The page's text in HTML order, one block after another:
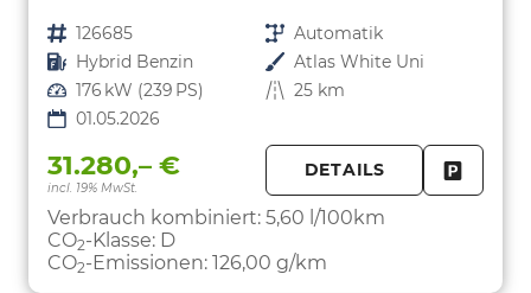
Fahrzeugnr. 126685 Getriebe Automatik
Kraftstoff Hybrid Benzin Außenfarbe Atlas White Uni
Leistung 176 kW (239 PS) Kilometerstand 25 km
01.05.2026
31.280,– €
incl. 19% MwSt.
DETAILS
Verbrauch kombiniert: 5,60 l/100km
CO2-Klasse: D
CO2-Emissionen: 126,00 g/km